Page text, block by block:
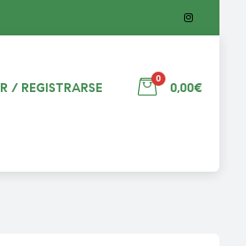
/ REGISTRARSE
0
0,00€